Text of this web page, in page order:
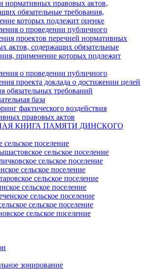
нормативных правовых актов,
обязательные требования,
которых подлежит оценке
о проведении публичного
проектов перечней нормативных
актов, содержащих обязательные
применение которых подлежит
о проведении публичного
проекта доклада о достижении целей
обязательных требований
база
фактического воздействия
правовых актов
КНИГА ПАМЯТИ ДИНСКОГО
сельское поселение
сельское поселение
сельское поселение
сельское поселение
сельское поселение
сельское поселение
сельское поселение
сельское поселение
сельское поселение
зонирование